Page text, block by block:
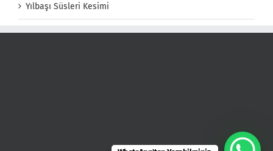
Yılbaşı Süsleri Kesimi